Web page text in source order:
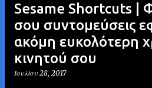
Sesame Shortcuts |
σου συντομεύσεις
ακόμη ευκολότερη
κινητού σου
Ιουλίου 28, 2017